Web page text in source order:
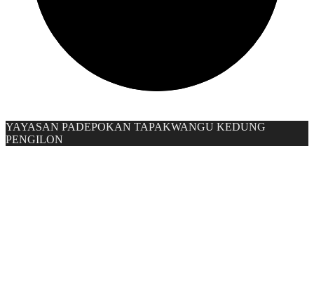
YAYASAN PADEPOKAN TAPAKWANGU KEDUNG
PENGILON